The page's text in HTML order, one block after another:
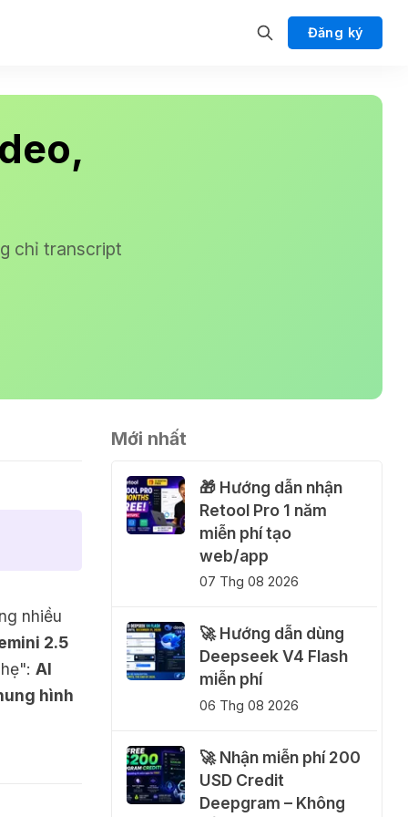
Đăng ký
chỉ transcript
nhiều
2.5
AI
hình
Mới nhất
🎁 Hướng dẫn nhận
Retool Pro 1 năm
miễn phí tạo
web/app
07 Thg 08 2026
🚀 Hướng dẫn dùng
Deepseek V4 Flash
miễn phí
06 Thg 08 2026
🚀 Nhận miễn phí 200
USD Credit
Deepgram – Không